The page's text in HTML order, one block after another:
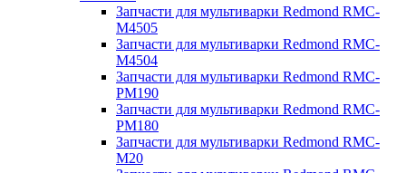
Запчасти для мультиварки Redmond RMC-
M4505
Запчасти для мультиварки Redmond RMC-
M4504
Запчасти для мультиварки Redmond RMC-
PM190
Запчасти для мультиварки Redmond RMC-
PM180
Запчасти для мультиварки Redmond RMC-
M20